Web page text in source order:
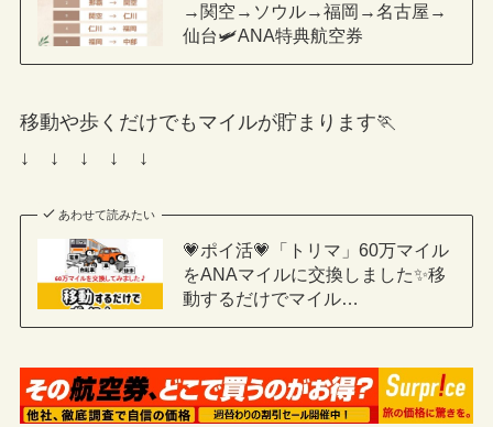
→関空→ソウル→福岡→名古屋→
仙台🛩ANA特典航空券
移動や歩くだけでもマイルが貯まります🏃
↓ ↓ ↓ ↓ ↓
あわせて読みたい
💗ポイ活💗「トリマ」60万マイル
をANAマイルに交換しました✨移
動するだけでマイル…